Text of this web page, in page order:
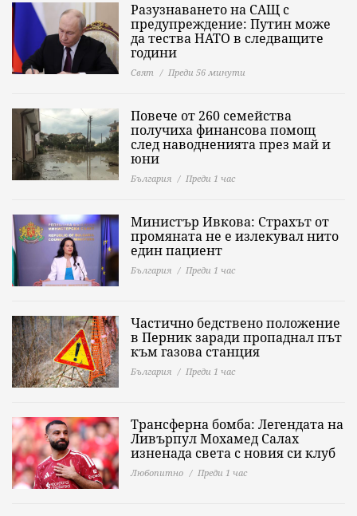
Разузнаването на САЩ с
предупреждение: Путин може
да тества НАТО в следващите
години
Свят Преди 56 минути
Повече от 260 семейства
получиха финансова помощ
след наводненията през май и
юни
България Преди 1 час
Министър Ивкова: Страхът от
промяната не е излекувал нито
един пациент
България Преди 1 час
Частично бедствено положение
в Перник заради пропаднал път
към газова станция
България Преди 1 час
Трансферна бомба: Легендата на
Ливърпул Мохамед Салах
изненада света с новия си клуб
Любопитно Преди 1 час